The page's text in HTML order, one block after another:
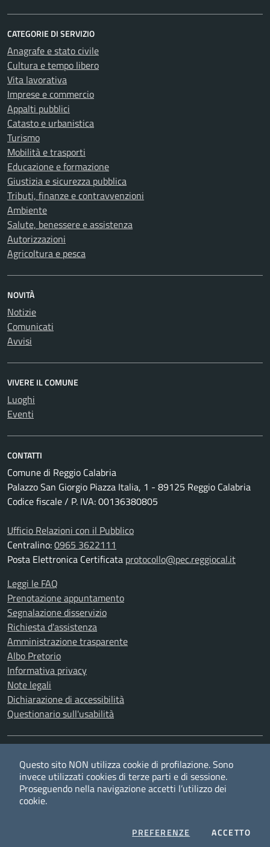
CATEGORIE DI SERVIZIO
Anagrafe e stato civile
Cultura e tempo libero
Vita lavorativa
Imprese e commercio
Appalti pubblici
Catasto e urbanistica
Turismo
Mobilità e trasporti
Educazione e formazione
Giustizia e sicurezza pubblica
Tributi, finanze e contravvenzioni
Ambiente
Salute, benessere e assistenza
Autorizzazioni
Agricoltura e pesca
NOVITÀ
Notizie
Comunicati
Avvisi
VIVERE IL COMUNE
Luoghi
Eventi
CONTATTI
Comune di Reggio Calabria
Palazzo San Giorgio Piazza Italia, 1 - 89125 Reggio Calabria
Codice fiscale / P. IVA: 00136380805
Ufficio Relazioni con il Pubblico
Centralino:0965 3622111
Posta Elettronica Certificata protocollo@pec.reggiocal.it
Leggi le FAQ
Prenotazione appuntamento
Segnalazione disservizio
Richiesta d'assistenza
Amministrazione trasparente
Albo Pretorio
Informativa privacy
Note legali
Dichiarazione di accessibilità
Questionario sull'usabilità
TwitterFacebookYouTubeRSS
Questo sito NON utilizza cookie di profilazione. Sono
invece utilizzati cookies di terze parti e di sessione.
Proseguendo nella navigazione accetti l’utilizzo dei
cookie.
PREFERENZE COOKIESACCETTOI